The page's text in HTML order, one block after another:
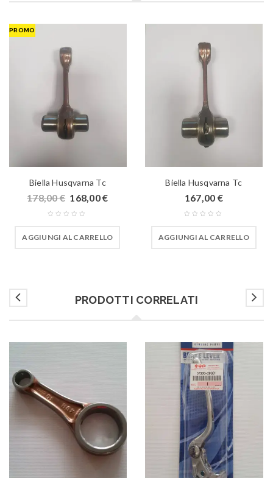
PROMO
Biella Husqvarna Tc
178,00€ 168,00€
AGGIUNGI AL CARRELLO
Biella Husqvarna Tc
167,00 €
AGGIUNGI AL CARRELLO
PRODOTTI CORRELATI